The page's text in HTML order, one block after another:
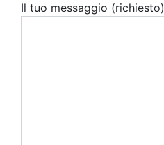
Il tuo messaggio (richiesto)